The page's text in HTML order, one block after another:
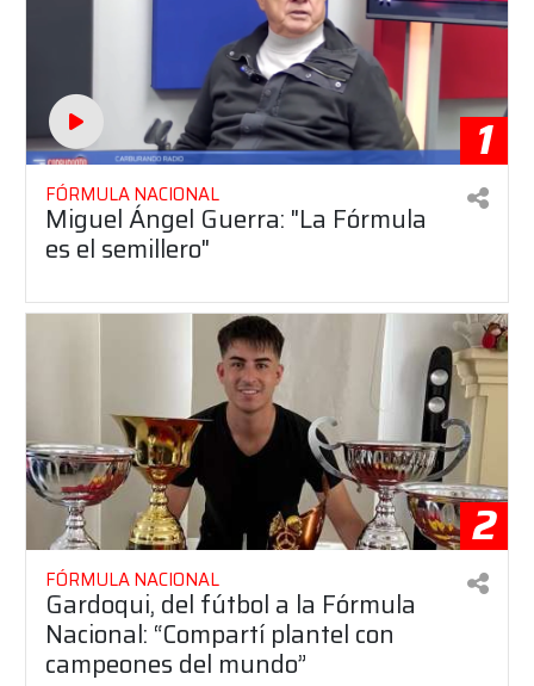
1
FÓRMULA NACIONAL
Miguel Ángel Guerra: "La Fórmula
es el semillero"
2
FÓRMULA NACIONAL
Gardoqui, del fútbol a la Fórmula
Nacional: “Compartí plantel con
campeones del mundo”